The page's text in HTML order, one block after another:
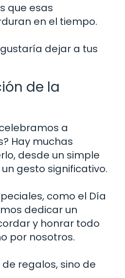
que esas
en el tiempo.
dejar a tus
de la
a
Hay muchas
desde un simple
gesto significativo.
como el Día
dedicar un
y honrar todo
por nosotros.
regalos, sino de